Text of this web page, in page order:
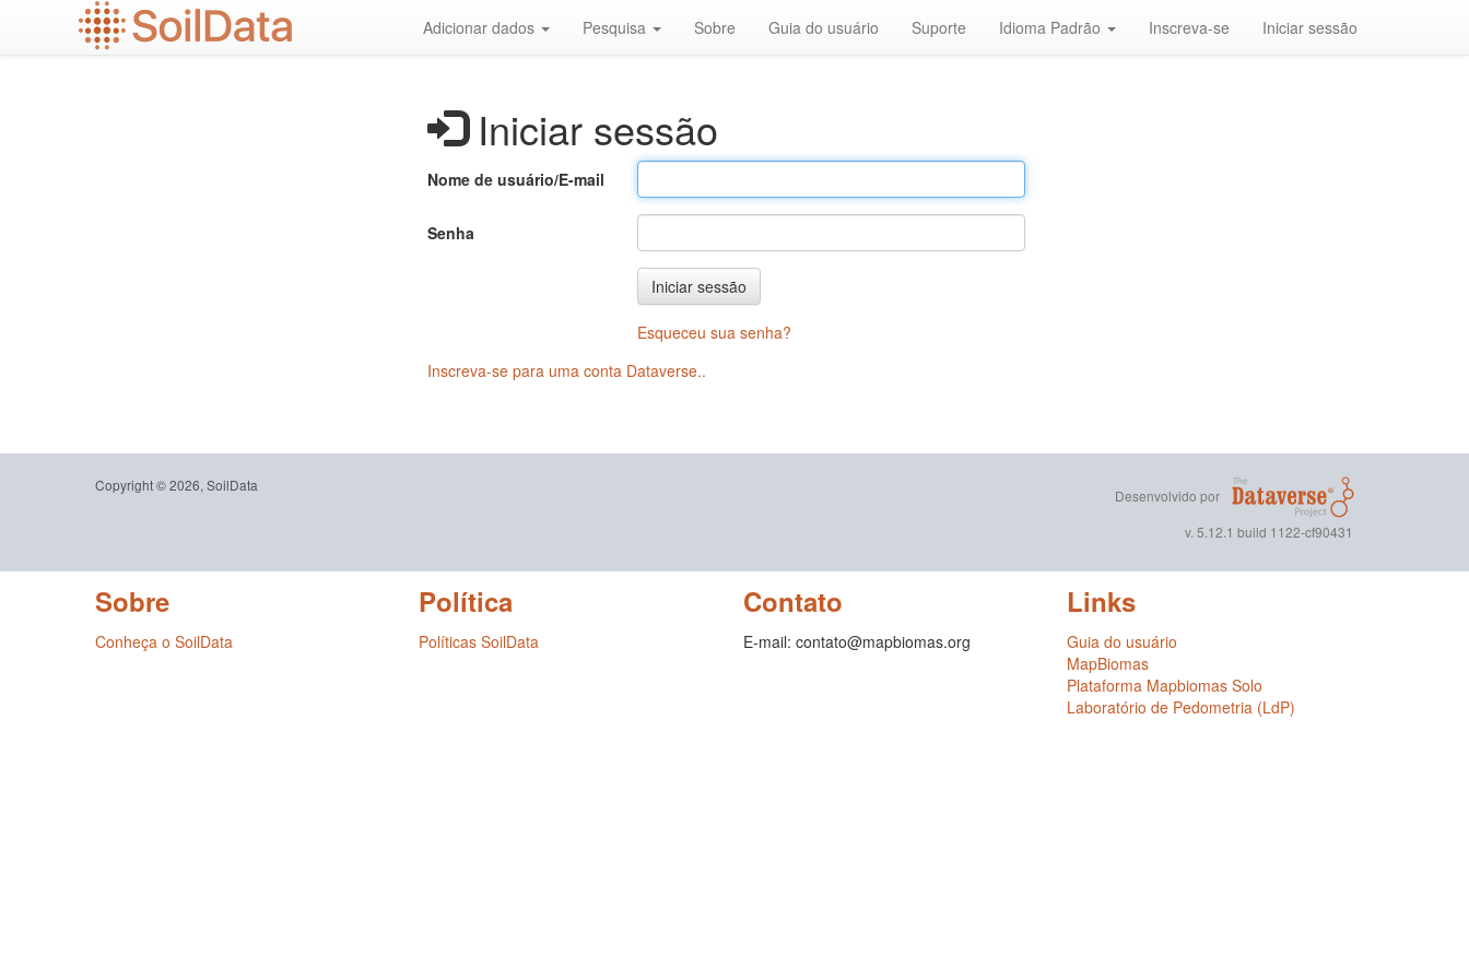
Adicionar dados Pesquisa Sobre Guia do usuário Suporte Idioma Padrão Inscreva-se Iniciar sessão
Iniciar sessão
Nome de usuário/E-mail
Senha
Iniciar sessão
Esqueceu sua senha?
Inscreva-se para uma conta Dataverse..
Copyright © 2026, SoilData
Desenvolvido por
v. 5.12.1 build 1122-cf90431
Sobre
Conheça o SoilData
Política
Políticas SoilData
Contato
E-mail: contato@mapbiomas.org
Links
Guia do usuário
MapBiomas
Plataforma Mapbiomas Solo
Laboratório de Pedometria (LdP)